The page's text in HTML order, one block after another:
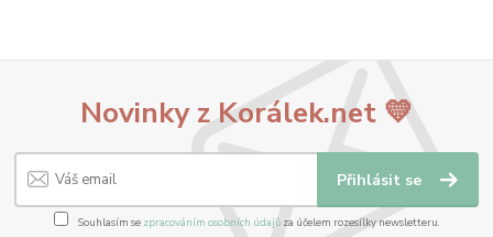
Novinky z Korálek.net 💛
Přihlásit se
Souhlasím se zpracováním osobních údajůza účelem rozesílky newsletteru.